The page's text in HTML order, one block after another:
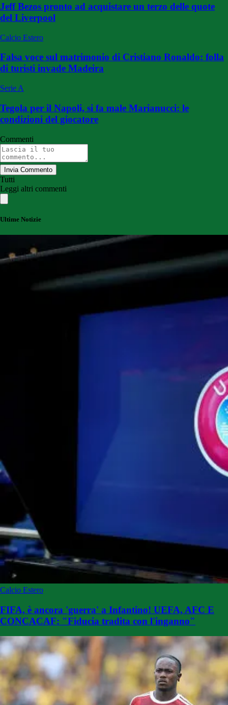
Jeff Bezos pronto ad acquistare un terzo delle quote
del Liverpool
Calcio Estero
Falsa voce sul matrimonio di Cristiano Ronaldo: folla
di turisti invade Madeira
Serie A
Tegola per il Napoli, si fa male Marianucci: le
condizioni del giocatore
Commenti
Invia Commento
Tutti
Leggi altri commenti
Ultime Notizie
Calcio Estero
FIFA, è ancora 'guerra' a Infantino! UEFA, AFC E
CONCACAF: "Fiducia tradita con l'inganno"